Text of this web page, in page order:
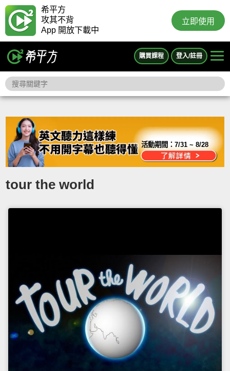
希平方
攻其不背
App 開放下載中
立即使用
購買課程 登入/註冊
活動期間：7/31 ~ 8/28
tour the world